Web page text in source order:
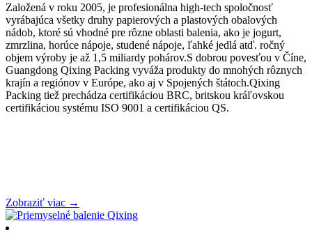
Založená v roku 2005, je profesionálna high-tech spoločnosť
vyrábajúca všetky druhy papierových a plastových obalových
nádob, ktoré sú vhodné pre rôzne oblasti balenia, ako je jogurt,
zmrzlina, horúce nápoje, studené nápoje, ľahké jedlá atď. ročný
objem výroby je až 1,5 miliardy pohárov.S dobrou povesťou v Číne,
Guangdong Qixing Packing vyváža produkty do mnohých rôznych
krajín a regiónov v Európe, ako aj v Spojených štátoch.Qixing
Packing tiež prechádza certifikáciou BRC, britskou kráľovskou
certifikáciou systému ISO 9001 a certifikáciou QS.
Zobraziť viac →